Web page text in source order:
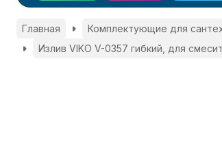
Главная Комплектующие для
Излив VIKO V-0357 гибкий, для